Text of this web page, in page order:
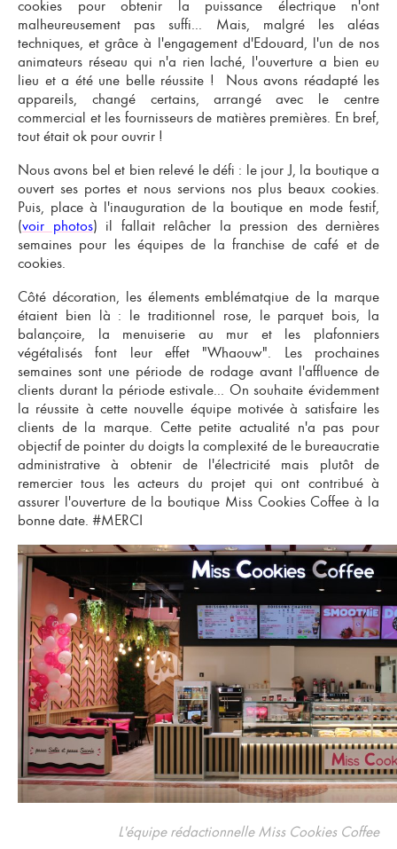
cookies pour obtenir la puissance électrique n'ont
malheureusement pas suffi... Mais, malgré les aléas
techniques, et grâce à l'engagement d'Edouard, l'un de nos
animateurs réseau qui n'a rien laché, l'ouverture a bien eu
lieu et a été une belle réussite ! Nous avons réadapté les
appareils, changé certains, arrangé avec le centre
commercial et les fournisseurs de matières premières. En bref,
tout était ok pour ouvrir !
Nous avons bel et bien relevé le défi : le jour J, la boutique a
ouvert ses portes et nous servions nos plus beaux cookies.
Puis, place à l'inauguration de la boutique en mode festif,
(voir photos) il fallait relâcher la pression des dernières
semaines pour les équipes de la franchise de café et de
cookies.
Côté décoration, les élements emblématqiue de la marque
étaient bien là : le traditionnel rose, le parquet bois, la
balançoire, la menuiserie au mur et les plafonniers
végétalisés font leur effet "Whaouw". Les prochaines
semaines sont une période de rodage avant l'affluence de
clients durant la période estivale... On souhaite évidemment
la réussite à cette nouvelle équipe motivée à satisfaire les
clients de la marque. Cette petite actualité n'a pas pour
objectif de pointer du doigts la complexité de le bureaucratie
administrative à obtenir de l'électricité mais plutôt de
remercier tous les acteurs du projet qui ont contribué à
assurer l'ouverture de la boutique Miss Cookies Coffee à la
bonne date. #MERCI
L'équipe rédactionnelle Miss Cookies Coffee